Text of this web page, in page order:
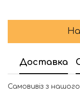
Доставка
Самовивіз з